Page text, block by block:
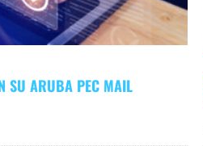
SU ARUBA PEC MAIL